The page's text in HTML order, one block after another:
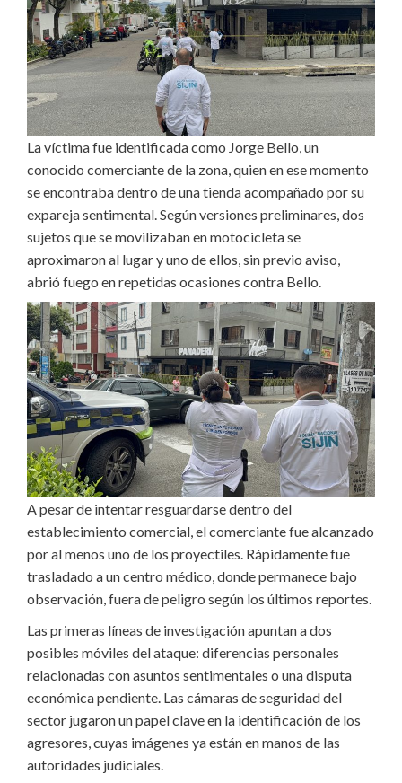
La víctima fue identificada como Jorge Bello, un
conocido comerciante de la zona, quien en ese momento
se encontraba dentro de una tienda acompañado por su
expareja sentimental. Según versiones preliminares, dos
sujetos que se movilizaban en motocicleta se
aproximaron al lugar y uno de ellos, sin previo aviso,
abrió fuego en repetidas ocasiones contra Bello.
A pesar de intentar resguardarse dentro del
establecimiento comercial, el comerciante fue alcanzado
por al menos uno de los proyectiles. Rápidamente fue
trasladado a un centro médico, donde permanece bajo
observación, fuera de peligro según los últimos reportes.
Las primeras líneas de investigación apuntan a dos
posibles móviles del ataque: diferencias personales
relacionadas con asuntos sentimentales o una disputa
económica pendiente. Las cámaras de seguridad del
sector jugaron un papel clave en la identificación de los
agresores, cuyas imágenes ya están en manos de las
autoridades judiciales.